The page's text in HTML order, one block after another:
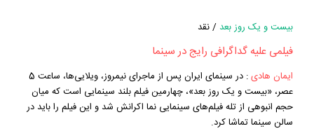
بیست و یک روز بعد / نقد
فیلمی علیه گداگرافی رایج در سینما
ایمان هادی:
در سینمای ایران پس از ماجرای نیمروز، ویلایی‌ها، ساعت 5
عصر، «بیست و یک روز بعد»، چهارمین فیلم بلند سینمایی است که میان
حجم انبوهی از تله فیلم‌های سینمایی نما اکرانش شد و این فیلم را باید در
سالن سینما تماشا کرد.